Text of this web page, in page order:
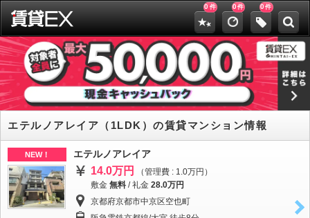
0 件 0件 0件
エテルノアレイア（1LDK）の賃貸マンション情報
NEW！ エテルノアレイア
14.0万円
（管理費 : 1.0万円）
敷金 無料 /礼金 28.0万円
京都府京都市中京区空也町